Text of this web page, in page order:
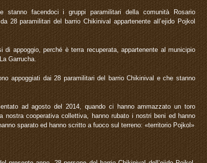
stanno facendoci i gruppi paramilitari della comunità Rosario
28 paramilitari del barrio Chikinival appartenente all’ejido Pojkol
appoggio, perché è terra recuperata, appartenente al municipio
Garrucha.
appoggiati dai 28 paramilitari del barrio Chikinival e che stanno
ad agosto del 2014, quando ci hanno ammazzato un toro
nostra cooperativa collettiva, hanno rubato i nostri beni ed hanno
sparato ed hanno scritto a fuoco sul terreno: «territorio Pojkol»